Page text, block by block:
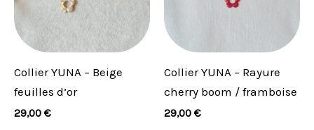
Collier YUNA – Beige
feuilles d’or
29,00 €
Collier YUNA – Rayure
cherry boom / framboise
29,00 €